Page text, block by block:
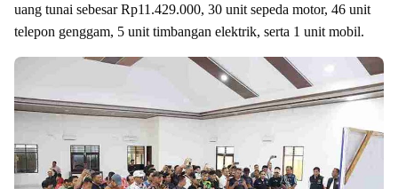
uang tunai sebesar Rp11.429.000, 30 unit sepeda motor, 46 unit
telepon genggam, 5 unit timbangan elektrik, serta 1 unit mobil.